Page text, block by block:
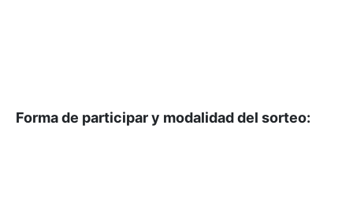
Forma de participar y modalidad del sorteo: